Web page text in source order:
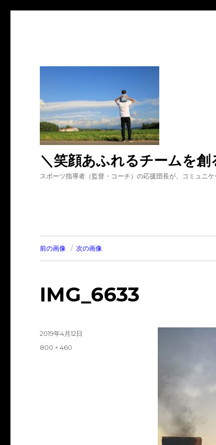
＼笑顔あふれるチームを
スポーツ指導者（監督・コーチ）の応援団長が、コミュニ
前の画像 次の画像
IMG_6633
投
2019年4月12日
フ
800 × 460